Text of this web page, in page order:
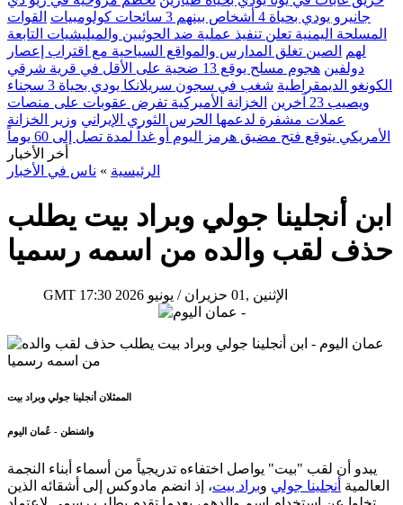
جانيرو يودي بحياة 4 أشخاص بينهم 3 سائحات كولومبيات
القوات
المسلحة اليمنية تعلن تنفيذ عملية ضد الحوثيين والميليشيات التابعة
لهم
الصين تغلق المدارس والمواقع السياحية مع اقتراب إعصار
دولفين
هجوم مسلح يوقع 13 ضحية على الأقل في قرية شرقي
الكونغو الديمقراطية
شغب في سجون سريلانكا يودي بحياة 3 سجناء
ويصيب 23 آخرين
الخزانة الأميركية تفرض عقوبات على منصات
عملات مشفرة لدعمها الحرس الثوري الإيراني وزير الخزانة
الأمريكي يتوقع فتح مضيق هرمز اليوم أو غداً لمدة تصل إلى 60 يوماً
أخر الأخبار
الرئيسية » ناس في الأخبار
ابن أنجلينا جولي وبراد بيت يطلب
حذف لقب والده من اسمه رسميا
GMT 17:30 2026 الإثنين ,01 حزيران / يونيو
الممثلان أنجلينا جولي وبراد بيت
واشنطن - عُمان اليوم
يبدو أن لقب "بيت" يواصل اختفاءه تدريجياً من أسماء أبناء النجمة
العالمية أنجلينا جولي وبراد بيت، إذ انضم مادوكس إلى أشقائه الذين